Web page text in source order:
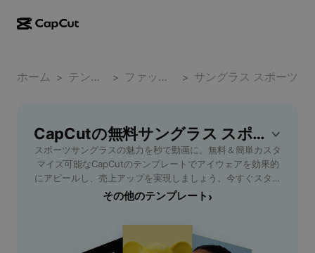
CapCutデスクトップ
CapCut Pad
CapCutモバイル
動画スタジオ
AI動画ジェネレーター
AI画像ジェネレーター
Dreamina Seedance 2.5
動画エディター＆ジェネレーター
画像エディター＆ジェネレーター
音声ジェネレーター＆エディター
ソーシャルメディアのテンプレート
その他
カレンダーのテンプレート
アニバーサリーのテンプレート
取り組み
アフィリエイト
パイオニアプログラム
クリエイティブパートナープログラム
ホーム > テンプレート > ファッション小物 > サングラス スポーツ
CapCutの無料サングラス スポーツテンプレート
スポーツサングラスの魅力を秒で動画に。無料＆簡単カスタ
マイズ可能なCapCutのテンプレートでアイウェアを効果的
にアピールし、売上アップを実現しましょう。今すぐスター
ト！
その他のテンプレート ›